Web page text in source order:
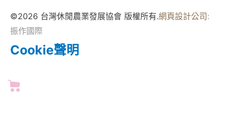
©2026 台灣休閒農業發展協會 版權所有.網頁設計公司:
振作國際
Cookie聲明